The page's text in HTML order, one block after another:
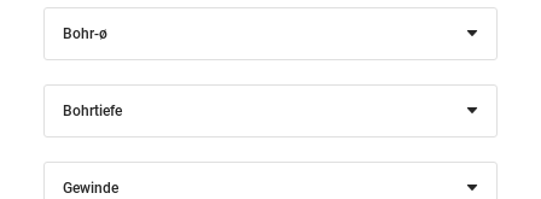
Bohr-ø
Bohrtiefe
Gewinde